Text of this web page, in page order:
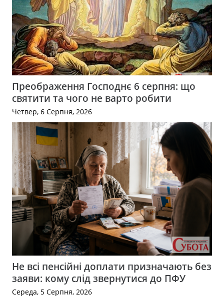
Преображення Господнє 6 серпня: що
святити та чого не варто робити
Четвер, 6 Серпня, 2026
Не всі пенсійні доплати призначають без
заяви: кому слід звернутися до ПФУ
Середа, 5 Серпня, 2026